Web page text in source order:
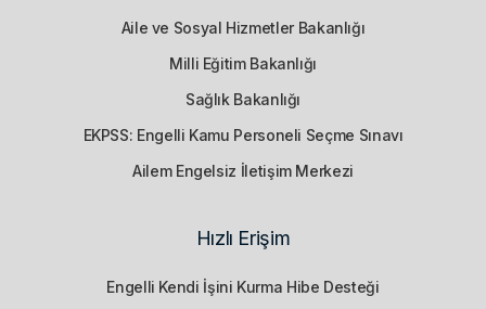
Aile ve Sosyal Hizmetler Bakanlığı
Milli Eğitim Bakanlığı
Sağlık Bakanlığı
EKPSS: Engelli Kamu Personeli Seçme Sınavı
Ailem Engelsiz İletişim Merkezi
Hızlı Erişim
Engelli Kendi İşini Kurma Hibe Desteği